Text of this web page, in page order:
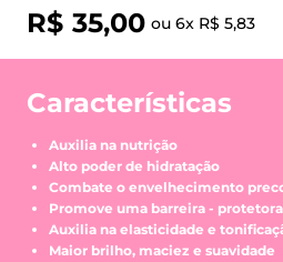
R$ 35,00 ou 6x R$ 5,83
Características
Auxilia na nutrição
Alto poder de hidratação
Combate o envelhecimento
Promove uma barreira -
Auxilia na elasticidade e
Maior brilho, maciez e suavidade